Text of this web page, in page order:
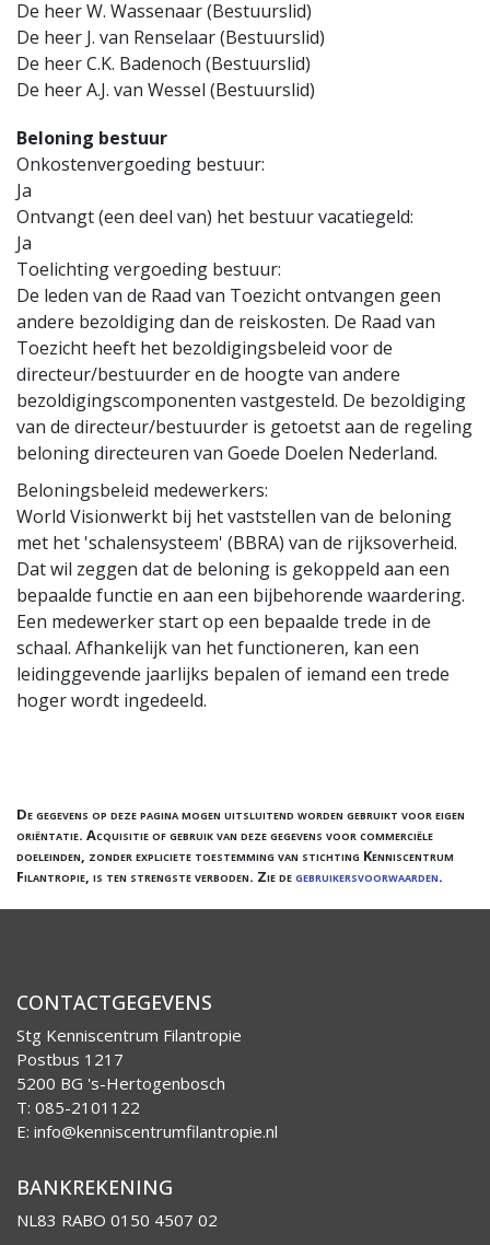
De heer W. Wassenaar (Bestuurslid)
De heer J. van Renselaar (Bestuurslid)
De heer C.K. Badenoch (Bestuurslid)
De heer A.J. van Wessel (Bestuurslid)
Beloning bestuur
Onkostenvergoeding bestuur:
Ja
Ontvangt (een deel van) het bestuur vacatiegeld:
Ja
Toelichting vergoeding bestuur:
De leden van de Raad van Toezicht ontvangen geen
andere bezoldiging dan de reiskosten. De Raad van
Toezicht heeft het bezoldigingsbeleid voor de
directeur/bestuurder en de hoogte van andere
bezoldigingscomponenten vastgesteld. De bezoldiging
van de directeur/bestuurder is getoetst aan de regeling
beloning directeuren van Goede Doelen Nederland.
Beloningsbeleid medewerkers:
World Visionwerkt bij het vaststellen van de beloning
met het 'schalensysteem' (BBRA) van de rijksoverheid.
Dat wil zeggen dat de beloning is gekoppeld aan een
bepaalde functie en aan een bijbehorende waardering.
Een medewerker start op een bepaalde trede in de
schaal. Afhankelijk van het functioneren, kan een
leidinggevende jaarlijks bepalen of iemand een trede
hoger wordt ingedeeld.
De gegevens op deze pagina mogen uitsluitend worden gebruikt voor eigen
oriëntatie. Acquisitie of gebruik van deze gegevens voor commerciële
doeleinden, zonder expliciete toestemming van stichting Kenniscentrum
Filantropie, is ten strengste verboden. Zie degebruikersvoorwaarden.
CONTACTGEGEVENS
Stg Kenniscentrum Filantropie
Postbus 1217
5200 BG 's-Hertogenbosch
T: 085-2101122
E: info@kenniscentrumfilantropie.nl
BANKREKENING
NL83 RABO 0150 4507 02